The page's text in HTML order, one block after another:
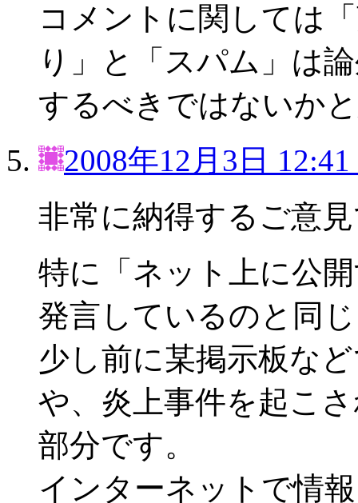
コメントに関しては
り」と「スパム」は
するべきではないか
2008年12月3日
非常に納得するご意
特に「ネット上に公
発言しているのと同
少し前に某掲示板な
や、炎上事件を起こ
部分です。
インターネットで情